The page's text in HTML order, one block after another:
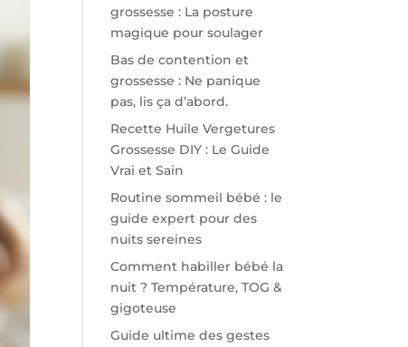
grossesse : La posture
magique pour soulager
Bas de contention et
grossesse : Ne panique
pas, lis ça d’abord.
Recette Huile Vergetures
Grossesse DIY : Le Guide
Vrai et Sain
Routine sommeil bébé : le
guide expert pour des
nuits sereines
Comment habiller bébé la
nuit ? Température, TOG &
gigoteuse
Guide ultime des gestes